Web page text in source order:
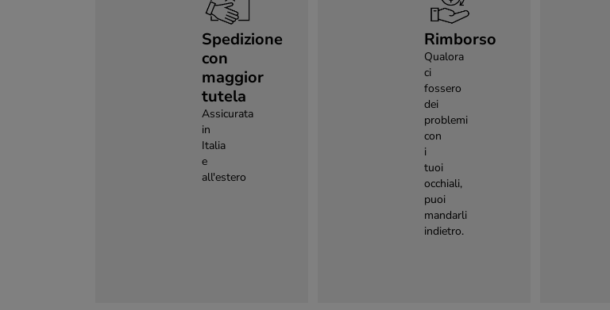
Spedizione
con
maggior
tutela
Assicurata
in
Italia
e
all'estero
Rimborso
Qualora
ci
fossero
dei
problemi
con
i
tuoi
occhiali,
puoi
mandarli
indietro.